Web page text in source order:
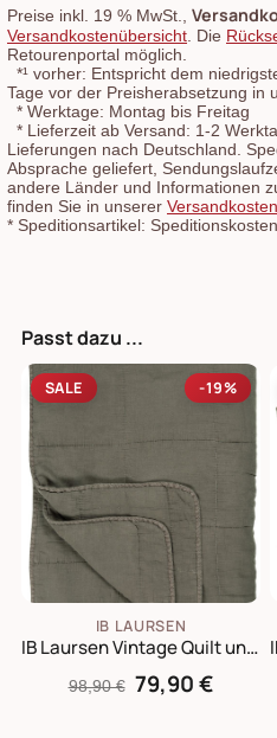
Preise inkl. 19 % MwSt.,
Versandkostenübersicht . Die
Retourenportal möglich.
*¹ vorher: Entspricht dem
Tage vor der Preisherabsetzung in
* Werktage: Montag bis Freitag
* Lieferzeit ab Versand: 1-2
Lieferungen nach Deutschland.
Absprache geliefert,
andere Länder und Informationen
finden Sie in unserer
* Speditionsartikel:
Passt dazu ...
SALE -19%
IB LAURSEN
IB Laursen Vintage Quilt unifarben
98,90 € 79,90 €